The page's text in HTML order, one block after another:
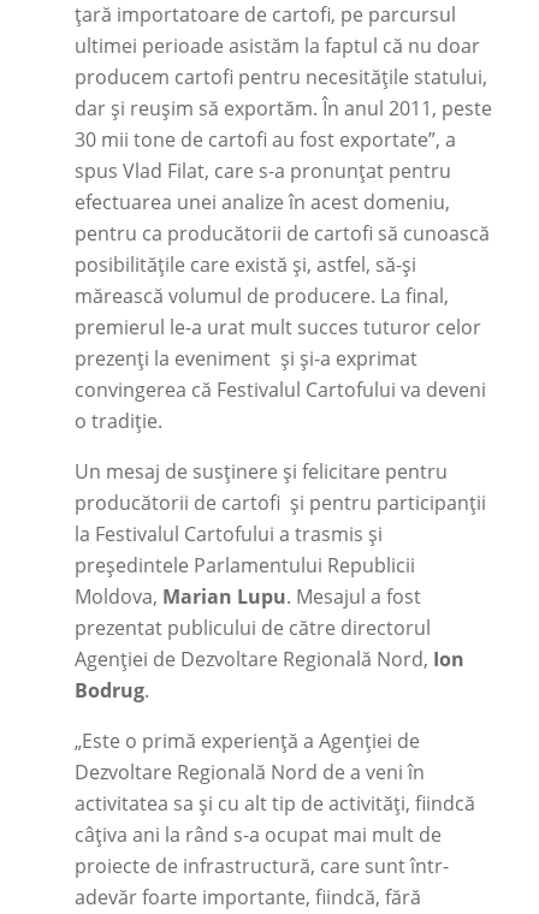
țară importatoare de cartofi, pe parcursul
ultimei perioade asistăm la faptul că nu doar
producem cartofi pentru necesitățile statului,
dar și reușim să exportăm. În anul 2011, peste
30 mii tone de cartofi au fost exportate”, a
spus Vlad Filat, care s-a pronunțat pentru
efectuarea unei analize în acest domeniu,
pentru ca producătorii de cartofi să cunoască
posibilitățile care există și, astfel, să-și
mărească volumul de producere. La final,
premierul le-a urat mult succes tuturor celor
prezenți la eveniment și și-a exprimat
convingerea că Festivalul Cartofului va deveni
o tradiție.
Un mesaj de susținere și felicitare pentru
producătorii de cartofi și pentru participanții
la Festivalul Cartofului a trasmis și
președintele Parlamentului Republicii
Moldova, Marian Lupu. Mesajul a fost
prezentat publicului de către directorul
Agenției de Dezvoltare Regională Nord, Ion
Bodrug.
„Este o primă experiență a Agenției de
Dezvoltare Regională Nord de a veni în
activitatea sa și cu alt tip de activități, fiindcă
câțiva ani la rând s-a ocupat mai mult de
proiecte de infrastructură, care sunt într-
adevăr foarte importante, fiindcă, fără